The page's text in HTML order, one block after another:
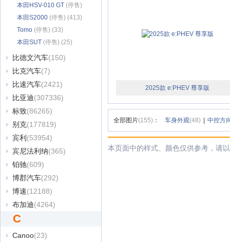
本田HSV-010 GT (停售)
(30)
本田S2000 (停售) (413)
Tomo (停售) (33)
本田SUT (停售) (25)
比德文汽车(150)
比克汽车(7)
比速汽车(2421)
比亚迪(307336)
标致(86265)
别克(177819)
宾利 (53954)
宾尼法利纳(365)
铂驰(609)
博郡汽车(292)
博速(12188)
布加迪(4264)
C
Canoo(23)
2025款 e:PHEV 尊享版
全部图片(155) ： 车身外观(48) 中控方
本页面中的样式、颜色仅供参考，请